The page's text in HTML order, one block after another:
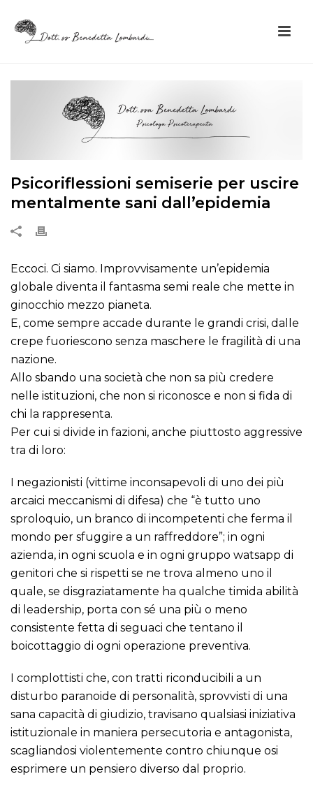
Psicoriflessioni semiserie per uscire
mentalmente sani dall’epidemia
Eccoci. Ci siamo. Improvvisamente un’epidemia
globale diventa il fantasma semi reale che mette in
ginocchio mezzo pianeta.
E, come sempre accade durante le grandi crisi, dalle
crepe fuoriescono senza maschere le fragilità di una
nazione.
Allo sbando una società che non sa più credere
nelle istituzioni, che non si riconosce e non si fida di
chi la rappresenta.
Per cui si divide in fazioni, anche piuttosto aggressive
tra di loro:
I negazionisti (vittime inconsapevoli di uno dei più
arcaici meccanismi di difesa) che “è tutto uno
sproloquio, un branco di incompetenti che ferma il
mondo per sfuggire a un raffreddore”; in ogni
azienda, in ogni scuola e in ogni gruppo watsapp di
genitori che si rispetti se ne trova almeno uno il
quale, se disgraziatamente ha qualche timida abilità
di leadership, porta con sé una più o meno
consistente fetta di seguaci che tentano il
boicottaggio di ogni operazione preventiva.
I complottisti che, con tratti riconducibili a un
disturbo paranoide di personalità, sprovvisti di una
sana capacità di giudizio, travisano qualsiasi iniziativa
istituzionale in maniera persecutoria e antagonista,
scagliandosi violentemente contro chiunque osi
esprimere un pensiero diverso dal proprio.